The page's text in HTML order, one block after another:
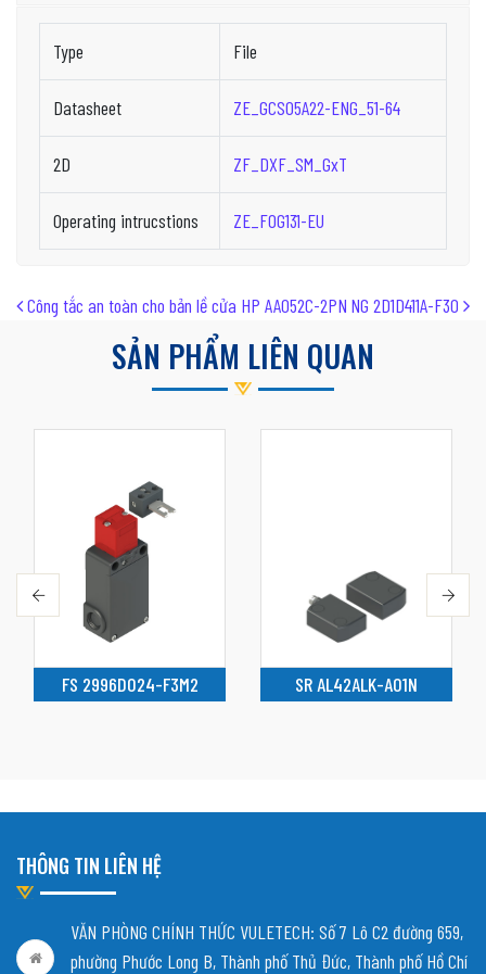
Type File
Datasheet ZE_GCS05A22-ENG_51-64
2D ZF_DXF_SM_GxT
Operating intrucstions ZE_FOG131-EU
Post navigation
Công tắc an toàn cho bản lề cửa HP AA052C-2PN NG 2D1D411A-F30
SẢN PHẨM LIÊN QUAN
FS 2996D024-F3M2 SR AL42ALK-A01N
THÔNG TIN LIÊN HỆ
VĂN PHÒNG CHÍNH THỨC VULETECH: Số 7 Lô C2 đường 659,
phường Phước Long B, Thành phố Thủ Đức, Thành phố Hồ Chí